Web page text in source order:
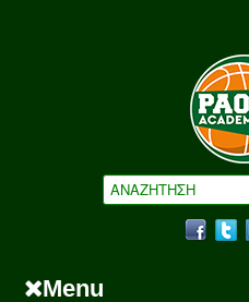
Menu